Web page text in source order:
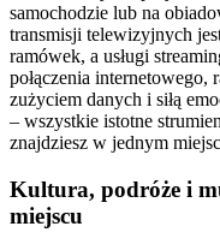
samochodzie lub na
transmisji telewizyjnych
ramówek, a usługi
połączenia internetowego,
zużyciem danych i siłą
– wszystkie istotne
znajdziesz w jednym
Kultura, podróże i
miejscu